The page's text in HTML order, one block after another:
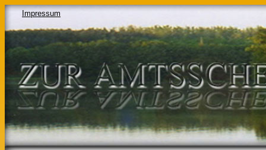
Impressum